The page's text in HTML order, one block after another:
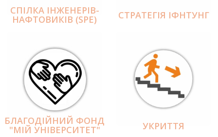
СПІЛКА ІНЖЕНЕРІВ-
НАФТОВИКІВ (SPE) СТРАТЕГІЯ ІФНТУНГ
БЛАГОДІЙНИЙ ФОНД
"МІЙ УНІВЕРСИТЕТ" УКРИТТЯ